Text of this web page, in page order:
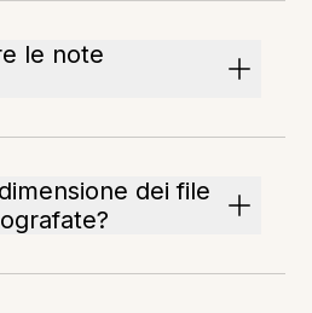
le note
dei file